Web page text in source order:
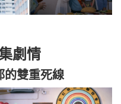
劇情
的雙重死線